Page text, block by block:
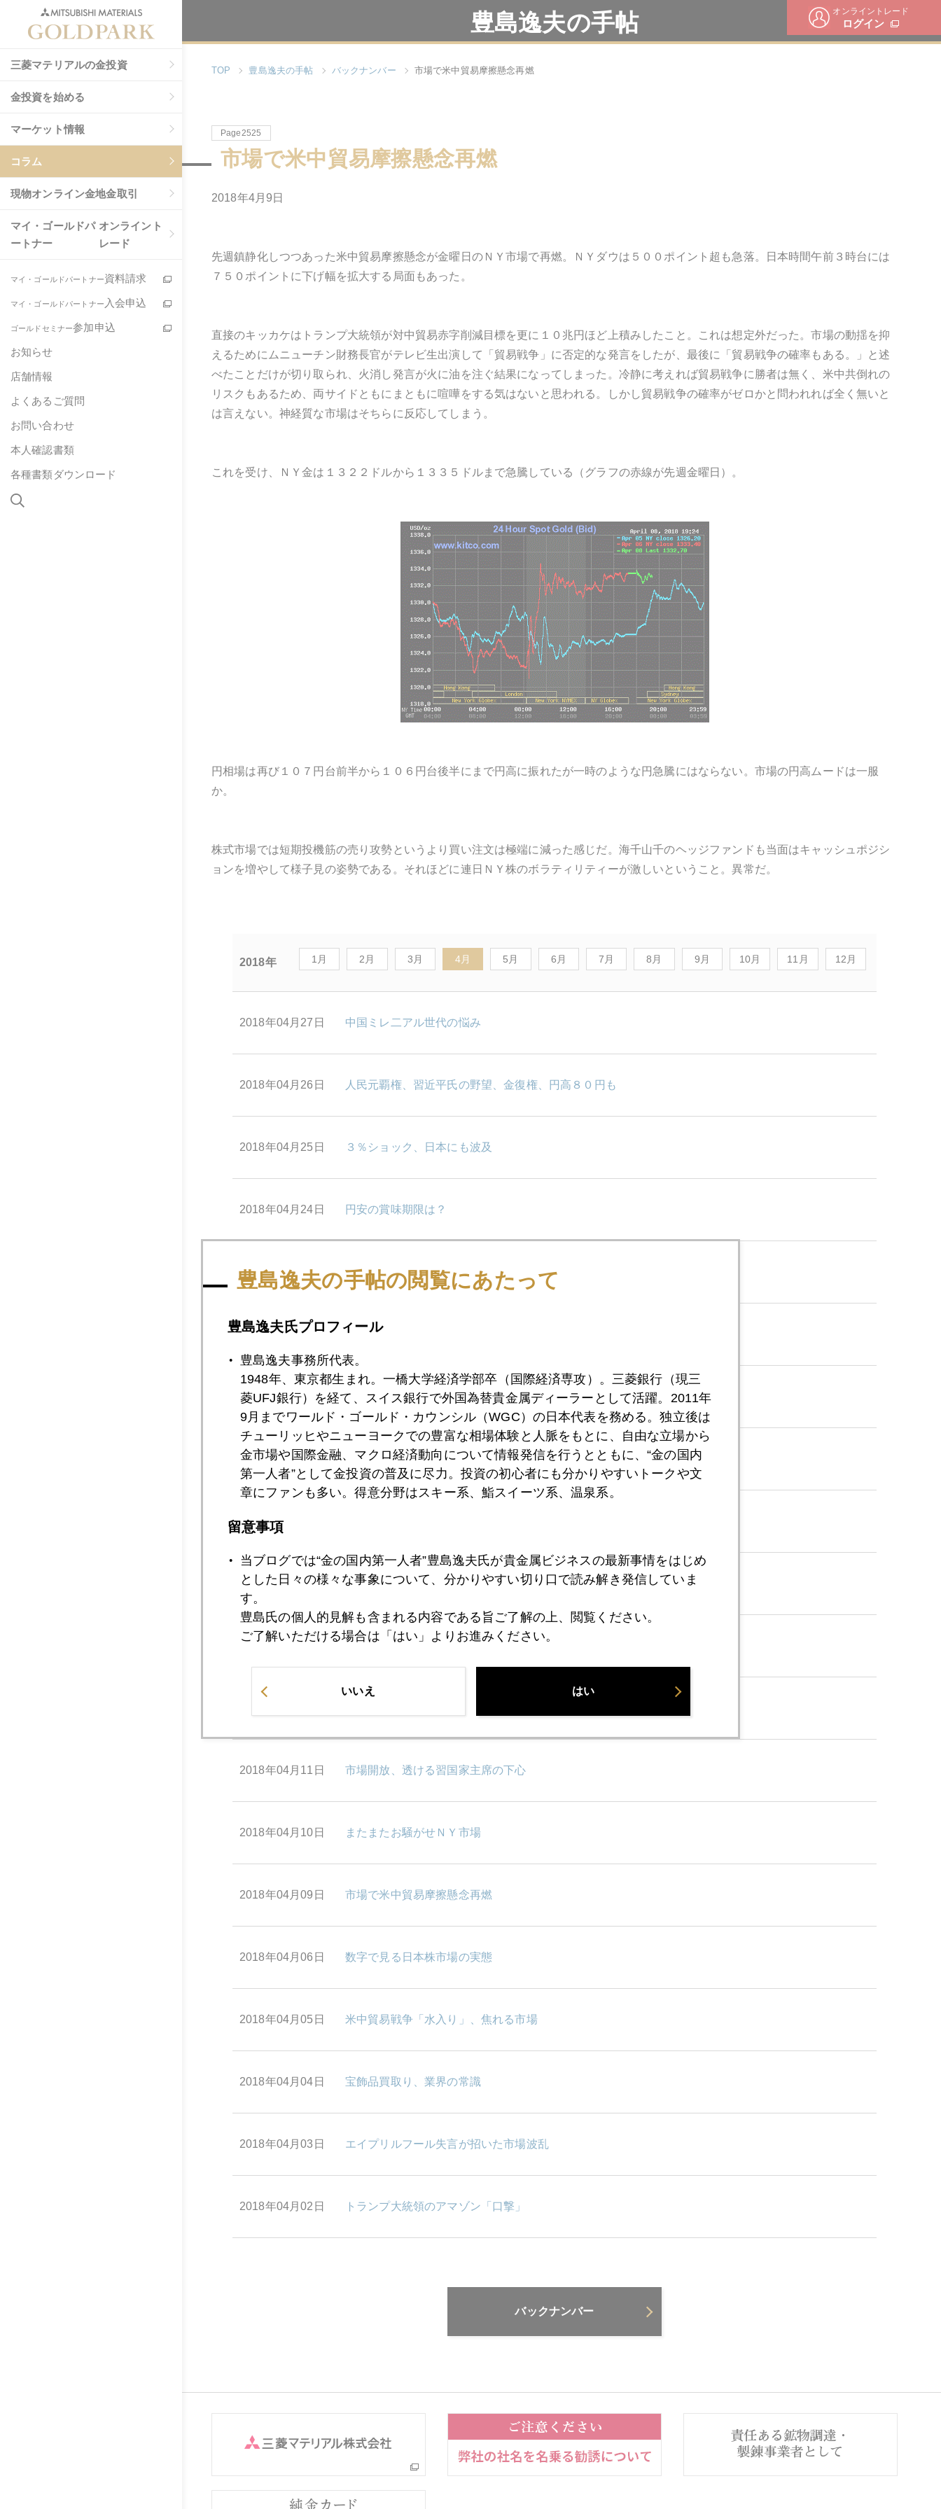
オンライントレード
ログイン
三菱マテリアルの金投資
金投資を始める
マーケット情報
コラム
現物オンライン金地金取引
マイ・ゴールドパ
ートナー
オンライント
レード
マイ・ゴールドパートナー資料請求
マイ・ゴールドパートナー 入会申込
ゴールドセミナー参加申込
お知らせ
店舗情報
よくあるご質問
お問い合わせ
本人確認書類
各種書類ダウンロード
豊島逸夫の手帖
TOP 豊島逸夫の手帖 バックナンバー 市場で米中貿易摩擦懸念再燃
Page2525
市場で米中貿易摩擦懸念再燃
2018年4月9日
先週鎮静化しつつあった米中貿易摩擦懸念が金曜日のＮＹ市場で再燃。ＮＹダウは５００ポイント超も急落。日本時間午前３時台には
７５０ポイントに下げ幅を拡大する局面もあった。
直接のキッカケはトランプ大統領が対中貿易赤字削減目標を更に１０兆円ほど上積みしたこと。これは想定外だった。市場の動揺を抑
えるためにムニューチン財務長官がテレビ生出演して「貿易戦争」に否定的な発言をしたが、最後に「貿易戦争の確率もある。」と述
べたことだけが切り取られ、火消し発言が火に油を注ぐ結果になってしまった。冷静に考えれば貿易戦争に勝者は無く、米中共倒れの
リスクもあるため、両サイドともにまともに喧嘩をする気はないと思われる。しかし貿易戦争の確率がゼロかと問われれば全く無いと
は言えない。神経質な市場はそちらに反応してしまう。
これを受け、ＮＹ金は１３２２ドルから１３３５ドルまで急騰している（グラフの赤線が先週金曜日）。
円相場は再び１０７円台前半から１０６円台後半にまで円高に振れたが一時のような円急騰にはならない。市場の円高ムードは一服
か。
株式市場では短期投機筋の売り攻勢というより買い注文は極端に減った感じだ。海千山千のヘッジファンドも当面はキャッシュポジシ
ョンを増やして様子見の姿勢である。それほどに連日ＮＹ株のボラティリティーが激しいということ。異常だ。
2018年 1月 2月 3月 4月 5月 6月 7月 8月 9月 10月 11月 12月
2018年04月27日 中国ミレ二アル世代の悩み
2018年04月26日 人民元覇権、習近平氏の野望、金復権、円高８０円も
2018年04月25日 ３％ショック、日本にも波及
2018年04月24日 円安の賞味期限は？
2018年04月23日 謎のドル金利急騰
2018年04月20日 いよいよ政権交代？？
2018年04月19日 日米首脳会談＠フロリダ終了
2018年04月18日 「フロリダ通商対決」米国市場の視点
2018年04月17日
2018年04月16日 有事の金、シリアよりロシアに注目
2018年04月13日 シリアリスク総括
2018年04月11日 市場開放、透ける習国家主席の下心
2018年04月10日 またまたお騒がせＮＹ市場
2018年04月09日 市場で米中貿易摩擦懸念再燃
2018年04月06日 数字で見る日本株市場の実態
2018年04月05日 米中貿易戦争「水入り」、焦れる市場
2018年04月04日 宝飾品買取り、業界の常識
2018年04月03日 エイプリルフール失言が招いた市場波乱
2018年04月02日 トランプ大統領のアマゾン「口撃」
バックナンバー
豊島逸夫の手帖の閲覧にあたって
豊島逸夫氏プロフィール
豊島逸夫事務所代表。
1948年、東京都生まれ。一橋大学経済学部卒（国際経済専攻）。三菱銀行（現三
菱UFJ銀行）を経て、スイス銀行で外国為替貴金属ディーラーとして活躍。2011年
9月までワールド・ゴールド・カウンシル（WGC）の日本代表を務める。独立後は
チューリッヒやニューヨークでの豊富な相場体験と人脈をもとに、自由な立場から
金市場や国際金融、マクロ経済動向について情報発信を行うとともに、“金の国内
第一人者”として金投資の普及に尽力。投資の初心者にも分かりやすいトークや文
章にファンも多い。得意分野はスキー系、鮨スイーツ系、温泉系。
留意事項
当ブログでは“金の国内第一人者”豊島逸夫氏が貴金属ビジネスの最新事情をはじめ
とした日々の様々な事象について、分かりやすい切り口で読み解き発信していま
す。
豊島氏の個人的見解も含まれる内容である旨ご了解の上、閲覧ください。
ご了解いただける場合は「はい」よりお進みください。
いいえ はい